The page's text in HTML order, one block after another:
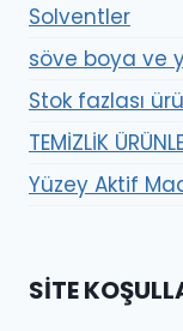
Solventler
söve boya ve
Stok fazlası
TEMİZLİK
Yüzey Aktif
SITE